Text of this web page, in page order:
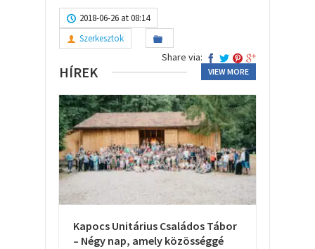
2018-06-26 at 08:14
Szerkesztok
Share via:
HÍREK VIEW MORE
Kapocs Unitárius Családos Tábor
– Négy nap, amely közösséggé